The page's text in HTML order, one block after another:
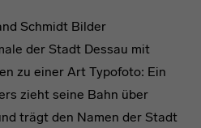
Schmidt Bilder
der Stadt Dessau mit
zu einer Art Typofoto: Ein
zieht seine Bahn über
trägt den Namen der Stadt